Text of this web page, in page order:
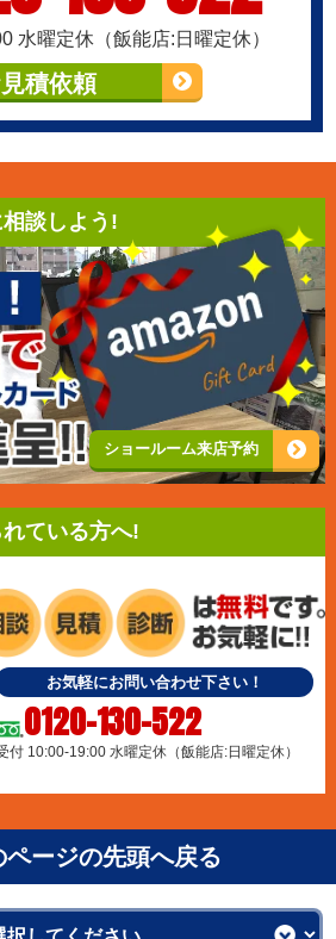
水曜定休（飯能店:日曜定休）
積依頼
談しよう!
ショールーム来店予約
ている方へ!
お気軽にお問い合わせ下さい！
0120-130-522
付 10:00-19:00 水曜定休（飯能店:日曜定休）
ページの先頭へ戻る